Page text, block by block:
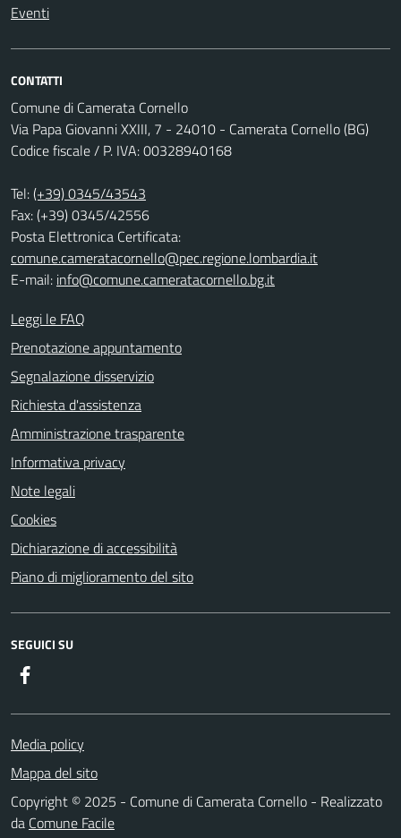
Eventi
CONTATTI
Comune di Camerata Cornello
Via Papa Giovanni XXIII, 7 - 24010 - Camerata Cornello (BG)
Codice fiscale / P. IVA: 00328940168
Tel:(+39) 0345/43543
Fax: (+39) 0345/42556
Posta Elettronica Certificata:
comune.cameratacornello@pec.regione.lombardia.it
E-mail: info@comune.cameratacornello.bg.it
Leggi le FAQ
Prenotazione appuntamento
Segnalazione disservizio
Richiesta d'assistenza
Amministrazione trasparente
Informativa privacy
Note legali
Cookies
Dichiarazione di accessibilità
Piano di miglioramento del sito
SEGUICI SU
Media policy
Mappa del sito
Copyright © 2025 - Comune di Camerata Cornello - Realizzato
da Comune Facile